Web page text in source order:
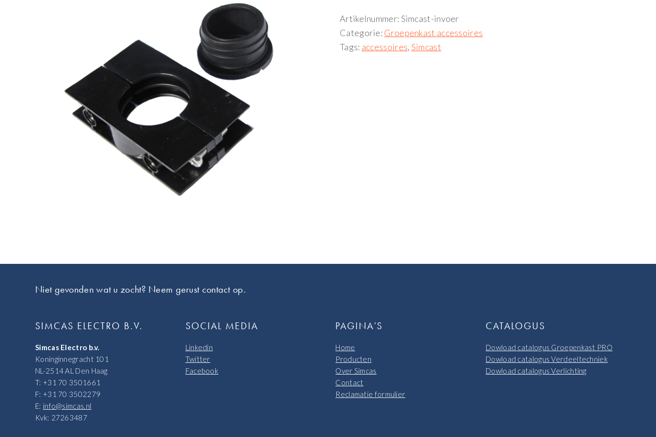
Artikelnummer: Simcast-invoer
Categorie: Groepenkast accessoires
Tags: accessoires, Simcast
Niet gevonden wat u zocht? Neem gerust contact op.
SIMCAS ELECTRO B.V.
Simcas Electro b.v.
Koninginnegracht 101
NL-2514 AL Den Haag
T: +31 70 3501661
F: +31 70 3502279
E: info@simcas.nl
Kvk: 27263487
SOCIAL MEDIA
Linkedin
Twitter
Facebook
PAGINA’S
Home
Producten
Over Simcas
Contact
Reclamatie formulier
CATALOGUS
Dowload catalogus Groepenkast PRO
Dowload catalogus Verdeeltechniek
Dowload catalogus Verlichting